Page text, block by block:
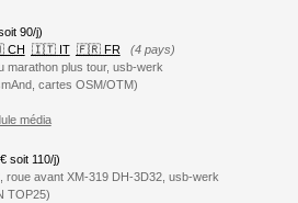
90/j)
🇮🇹 IT 🇫🇷 FR
(4 pays)
marathon plus tour, usb-werk
cartes OSM/OTM)
média
soit 110/j)
roue avant XM-319 DH-3D32, usb-werk
TOP25)